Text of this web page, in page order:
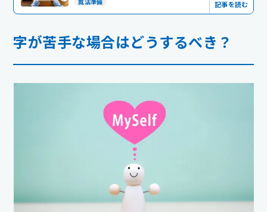
就活準備 記事を読む
字が苦手な場合はどうするべき？